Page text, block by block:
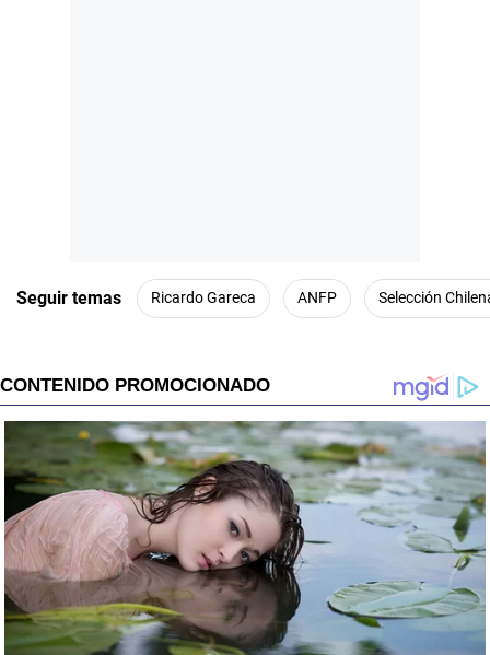
Seguir temas Ricardo Gareca ANFP Selección